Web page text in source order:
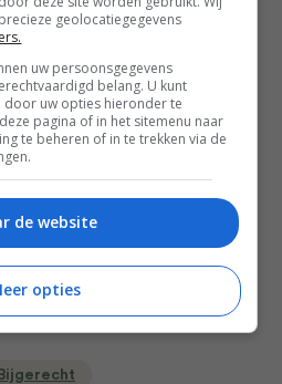
de saus en geef er naar
bij.
Bijgerecht
geolocatiegegevens
uw persoonsgegevens
belang. U kunt
door uw opties hieronder te
pagina of in het sitemenu naar
te beheren of in te trekken via de
de website
opties